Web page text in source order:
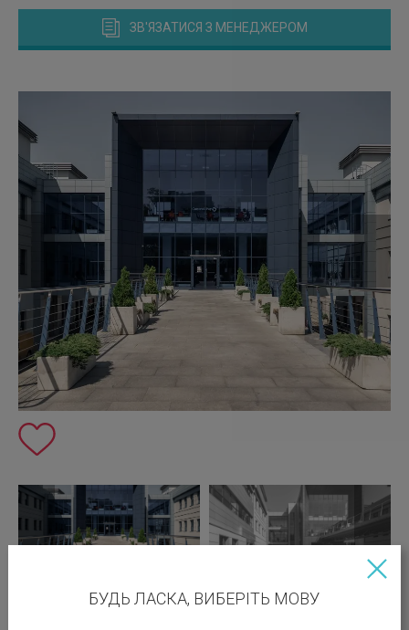
ЗВ'ЯЗАТИСЯ З МЕНЕДЖЕРОМ
БУДЬ ЛАСКА, ВИБЕРІТЬ МОВУ